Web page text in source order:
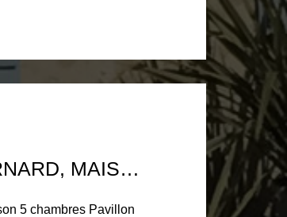
à chevaux. Terrain 2
* 40m. Au calme et
9 KM LA FERTE BERNARD, MAISON 5 CHAMBRES
5 chambres Pavillon